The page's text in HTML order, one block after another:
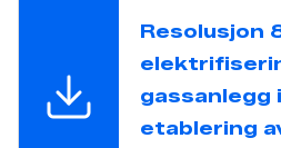
Resolusjon
gassanlegg
etablering